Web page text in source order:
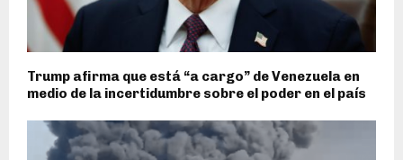
Trump afirma que está “a cargo” de Venezuela en
medio de la incertidumbre sobre el poder en el país